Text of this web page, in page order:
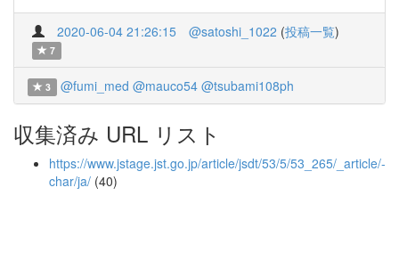
2020-06-04 21:26:15 @satoshi_1022 (投稿一覧)
7
3 @fumi_med @mauco54 @tsubami108ph
収集済み URL リスト
https://www.jstage.jst.go.jp/article/jsdt/53/5/53_265/_article/-
char/ja/ (40)